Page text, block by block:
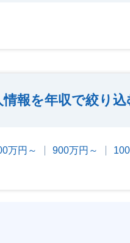
報を年収で絞り込
万円～ 900万円～